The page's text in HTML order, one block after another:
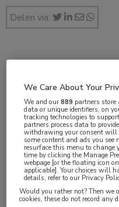
Delen via:
Vakgebieden:
Gastro-enterologie,
Aandachtsgebieden:
Maag-darm-leveroncologie
We Care About Your
We and our889 partners
data or unique identifiers, on
tracking technologies to
partners process data to
withdrawing your consent will
some content and ads you see
resurface this menu to
time by clicking the Manage
webpage [or the floating icon
applicable]. Your choices will
details, refer to our Privacy
Would you rather not? Then
cookies, these do not record any